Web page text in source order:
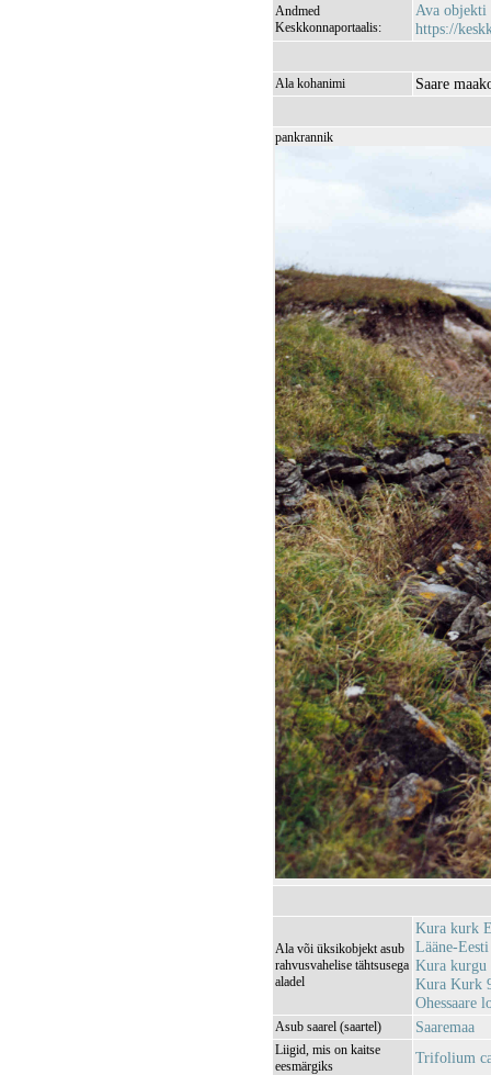
Andmed
Keskkonnaportaalis:
Ava objekti
https://
Ala kohanimi Saare
pankrannik
Ala või üksikobjekt asub
rahvusvahelise tähtsusega
aladel
Kura kurk
Lääne-
Kura kurgu
Kura Kurk
Ohessaare
Asub saarel (saartel) Saaremaa
Liigid, mis on kaitse
eesmärgiks
Trifolium